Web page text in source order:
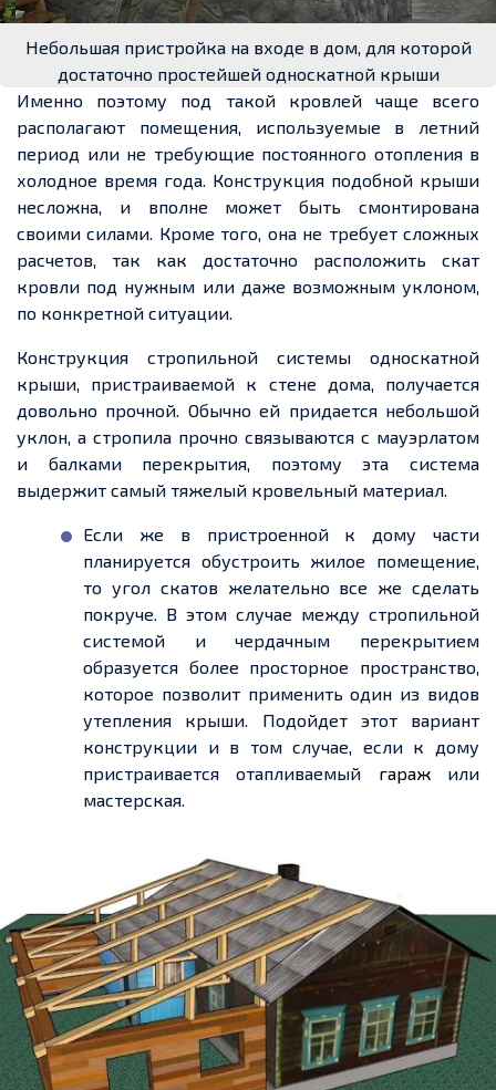
Небольшая пристройка на входе в дом, для которой
достаточно простейшей односкатной крыши
Именно поэтому под такой кровлей чаще всего
располагают помещения, используемые в летний
период или не требующие постоянного отопления в
холодное время года. Конструкция подобной крыши
несложна, и вполне может быть смонтирована
своими силами. Кроме того, она не требует сложных
расчетов, так как достаточно расположить скат
кровли под нужным или даже возможным уклоном,
по конкретной ситуации.
Конструкция стропильной системы односкатной
крыши, пристраиваемой к стене дома, получается
довольно прочной. Обычно ей придаетсянебольшой
уклон, а стропила прочно связываются с мауэрлатом
и балками перекрытия, поэтому эта система
выдержит самый тяжелый кровельный материал.
Если же в пристроенной к дому части
планируется обустроить жилое помещение,
то угол скатов желательно все же сделать
покруче. В этом случае между стропильной
системой и чердачным перекрытием
образуется более просторное пространство,
которое позволит применить один из видов
утепления крыши. Подойдетэтот вариант
конструкции и в том случае, если к дому
пристраивается отапливаемый гаражили
мастерская.